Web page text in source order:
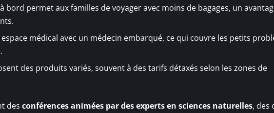
bord permet aux familles de voyager avec moins de bagages, un
espace médical avec un médecin embarqué, ce qui couvre les petits
des produits variés, souvent à des tarifs détaxés selon les zones de
des conférences animées par des experts en sciences naturelles, des